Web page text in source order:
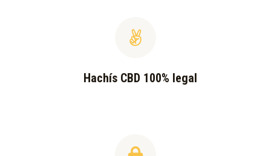
Hachís CBD 100% legal